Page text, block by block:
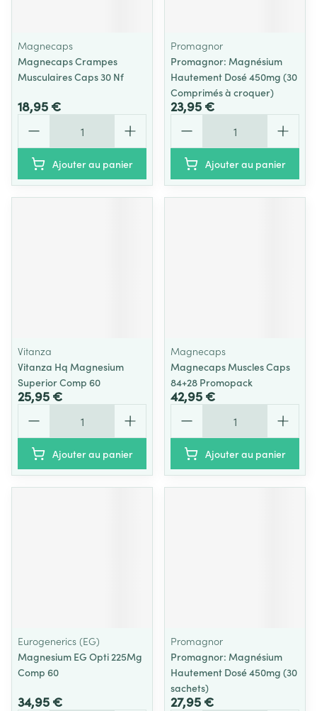
Magnecaps
Magnecaps Crampes
Musculaires Caps 30 Nf
18,95 €
Ajouter au panier
Promagnor
Promagnor: Magnésium
Hautement Dosé 450mg (30
Comprimés à croquer)
23,95 €
Ajouter au panier
Vitanza
Vitanza Hq Magnesium
Superior Comp 60
25,95 €
Ajouter au panier
Magnecaps
Magnecaps Muscles Caps
84+28 Promopack
42,95 €
Ajouter au panier
Eurogenerics (EG)
Magnesium EG Opti 225Mg
Comp 60
34,95 €
Promagnor
Promagnor: Magnésium
Hautement Dosé 450mg (30
sachets)
27,95 €